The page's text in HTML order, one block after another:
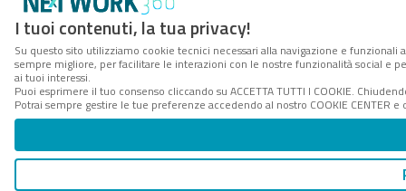
I tuoi contenuti, la tua privacy!
Su questo sito utilizziamo cookie tecnici necessari alla navigazione e
sempre migliore, per facilitare le interazioni con le nostre funzionalità social e
ai tuoi interessi.
Puoi esprimere il tuo consenso cliccando su ACCETTA TUTTI I COOKIE.
Potrai sempre gestire le tue preferenze accedendo al nostro COOKIE